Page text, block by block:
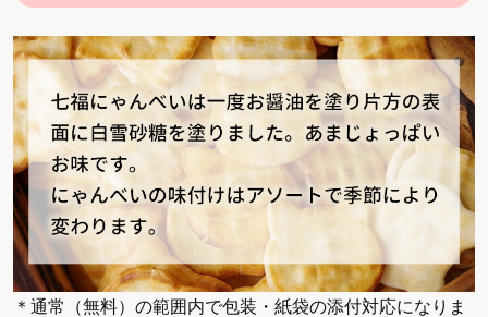
＊通常（無料）の範囲内で包装・紙袋の添付対応になりま